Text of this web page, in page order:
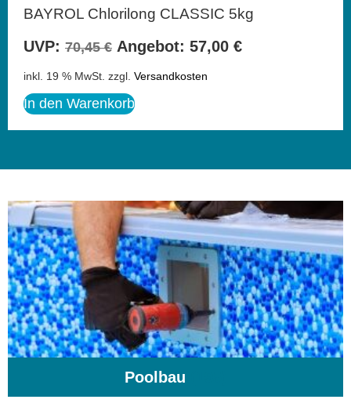
BAYROL Chlorilong CLASSIC 5kg
UVP: 70,45€ Angebot: 57,00 €
inkl. 19 % MwSt. zzgl. Versandkosten
In den Warenkorb
Poolbau